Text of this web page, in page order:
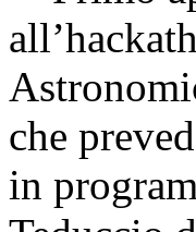
che
in